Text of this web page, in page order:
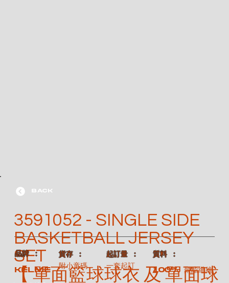
BACK
3591052 - SINGLE SIDE
BASKETBALL JERSEY
SET
【 單面籃球球衣 及 單面球
​品牌 ：
KELME
​貨存 ：
附小童碼
​起訂量 ：
一套起訂
​質料 ：
100% 聚酯纖維